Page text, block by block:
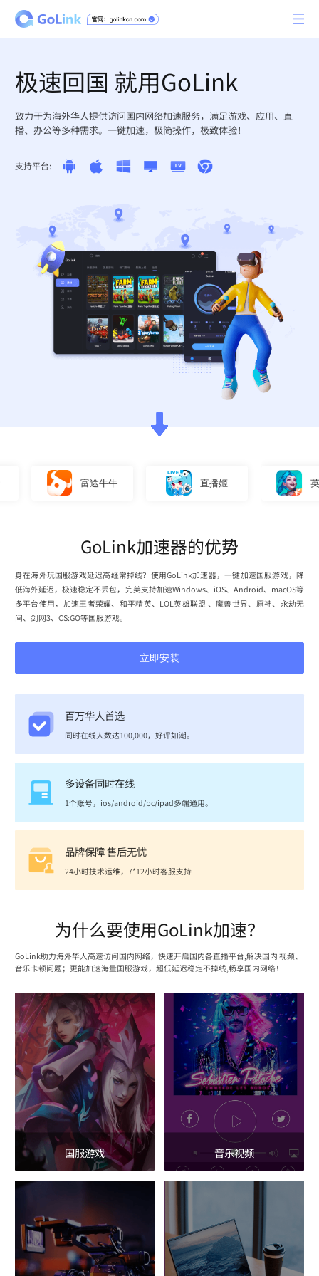
极速回国 就用GoLink
致力于为海外华人提供访问国内网络加速服务，满足游戏、应用、直
播、办公等多种需求。一键加速，极简操作，极致体验！
支持平台:
富途牛牛 直播姬 英雄联
GoLink加速器的优势
身在海外玩国服游戏延迟高经常掉线？使用GoLink加速器，一键加速国服游戏，降
低海外延迟，极速稳定不丢包，完美支持加速Windows、iOS、Android、macOS等
多平台使用，加速王者荣耀、和平精英、LOL英雄联盟 、魔兽世界、原神、永劫无
间、剑网3、CS:GO等国服游戏。
立即安装
百万华人首选
同时在线人数达100,000，好评如潮。
多设备同时在线
1个账号，ios/android/pc/ipad多端通用。
品牌保障 售后无忧
24小时技术运维，7*12小时客服支持
为什么要使用GoLink加速？
GoLink助力海外华人高速访问国内网络，快速开启国内各直播平台,解决国内 视频、
音乐卡顿问题；更能加速海量国服游戏，超低延迟稳定不掉线,畅享国内网络！
国服游戏 音乐视频